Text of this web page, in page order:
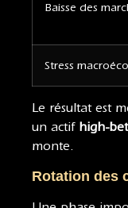
Baisse des
Stress
Le résultat est
un actif high-
monte.
Rotation des